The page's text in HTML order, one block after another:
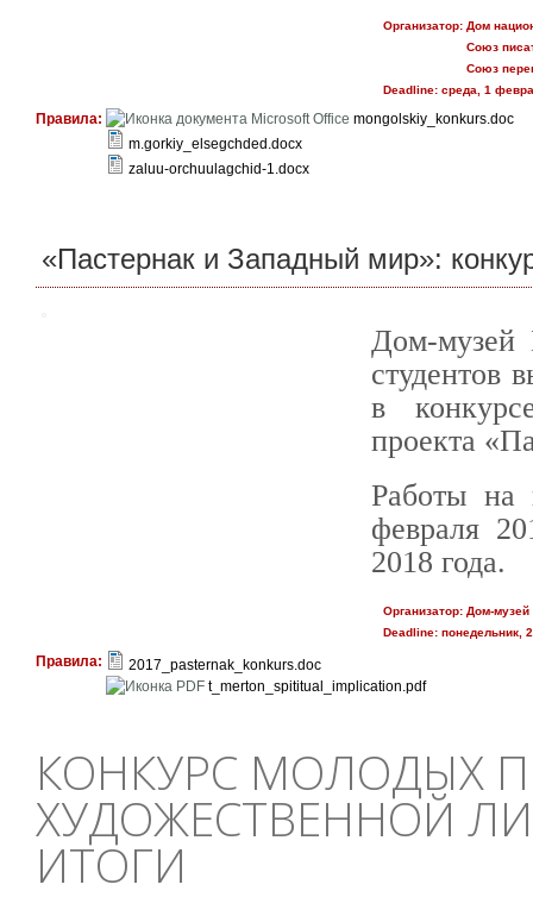
Организатор:Дом
Союз
Союз
Deadline:среда, 1
Правила:
mongolskiy_konkurs.doc
m.gorkiy_elsegchded.docx
zaluu-orchuulagchid-1.docx
«Пастернак и Западный мир»:
Дом-музей
студентов
в
проекта
Работы на
февраля
2018 года.
Организатор:Дом-музей
Deadline:понедельник,
Правила:
2017_pasternak_konkurs.doc
t_merton_spititual_implication.pdf
КОНКУРС МОЛОДЫХ
ХУДОЖЕСТВЕННОЙ
ИТОГИ